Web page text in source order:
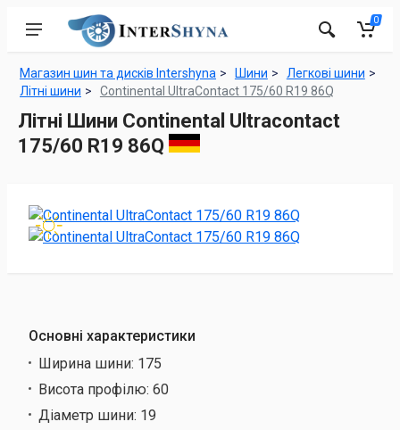
0
Магазин шин та дисків Intershyna Шини
Легкові шини
Літні шини
Continental UltraContact 175/60 R19 86Q
Літні Шини Continental Ultracontact
175/60 R19 86Q
Основні характеристики
Ширина шини: 175
Висота профілю: 60
Діаметр шини: 19